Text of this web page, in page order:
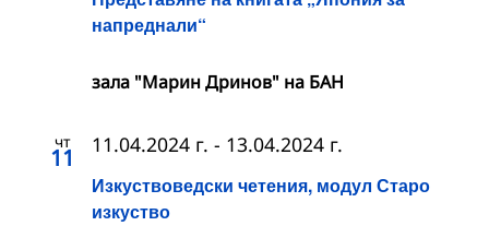
напреднали“
зала "Марин Дринов" на БАН
чт
11
Изкуствоведски четения, модул Старо
изкуство
11.04.2024 г. - 13.04.2024 г.